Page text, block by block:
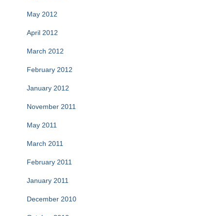
May 2012
April 2012
March 2012
February 2012
January 2012
November 2011
May 2011
March 2011
February 2011
January 2011
December 2010